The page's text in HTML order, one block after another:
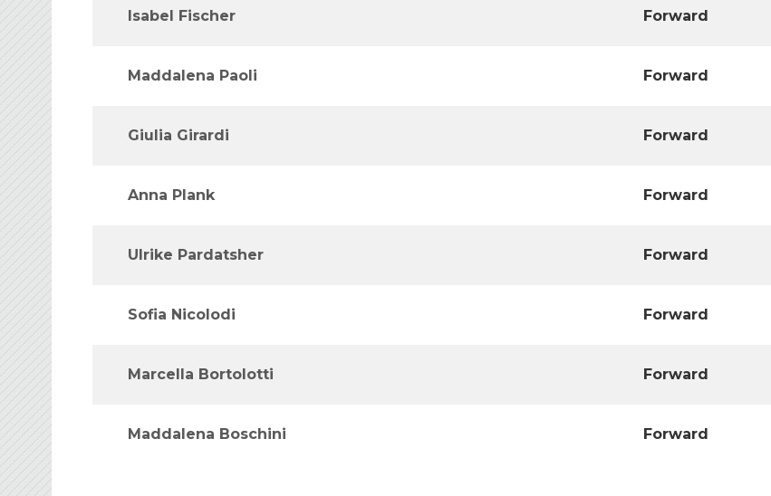
Isabel Fischer Forward
Maddalena Paoli Forward
Giulia Girardi Forward
Anna Plank Forward
Ulrike Pardatsher Forward
Sofia Nicolodi Forward
Marcella Bortolotti Forward
Maddalena Boschini Forward